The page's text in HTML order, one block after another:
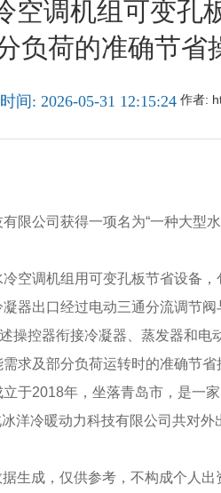
空调机组可变孔
负荷的准确节省
时间: 2026-05-31 12:15:24 作者:
公司获得一项名为“一种大型
调机组用可变孔板节省设备，
器出口经过电动三通分流调节
操控器衔接冷凝器、蒸发器和
求及部分负荷运转时的准确节省
2018年，坐落青岛市，是一
洋冷暖动力科技有限公司共对
成，仅供参考，不构成个人出